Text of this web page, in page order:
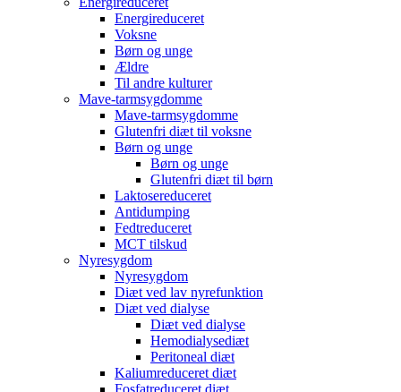
Energireduceret
Voksne
Børn og unge
Ældre
Til andre kulturer
Mave-tarmsygdomme
Mave-tarmsygdomme
Glutenfri diæt til voksne
Børn og unge
Børn og unge
Glutenfri diæt til børn
Laktosereduceret
Antidumping
Fedtreduceret
MCT tilskud
Nyresygdom
Nyresygdom
Diæt ved lav nyrefunktion
Diæt ved dialyse
Diæt ved dialyse
Hemodialysediæt
Peritoneal diæt
Kaliumreduceret diæt
Fosfatreduceret diæt